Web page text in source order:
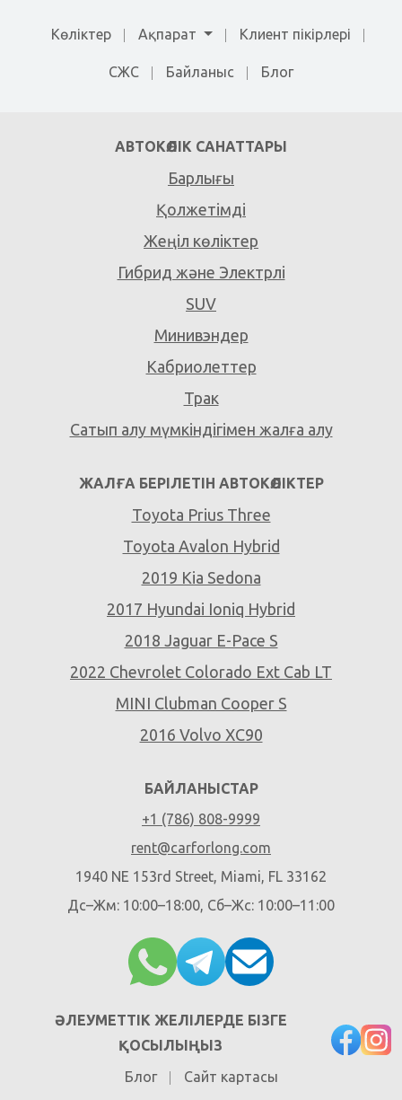
Көліктер Ақпарат Клиент пікірлері
СЖС Байланыс Блог
АВТОКӨЛІК САНАТТАРЫ
Барлығы
Қолжетімді
Жеңіл көліктер
Гибрид және Электрлі
SUV
Минивэндер
Кабриолеттер
Трак
Сатып алу мүмкіндігімен жалға алу
ЖАЛҒА БЕРІЛЕТІН АВТОКӨЛІКТЕР
Toyota Prius Three
Toyota Avalon Hybrid
2019 Kia Sedona
2017 Hyundai Ioniq Hybrid
2018 Jaguar E-Pace S
2022 Chevrolet Colorado Ext Cab LT
MINI Clubman Cooper S
2016 Volvo XC90
БАЙЛАНЫСТАР
+1 (786) 808-9999
rent@carforlong.com
1940 NE 153rd Street, Miami, FL 33162
Дс–Жм: 10:00–18:00, Сб–Жс: 10:00–11:00
ӘЛЕУМЕТТІК ЖЕЛІЛЕРДЕ БІЗГЕ
ҚОСЫЛЫҢЫЗ
Блог
Сайт картасы